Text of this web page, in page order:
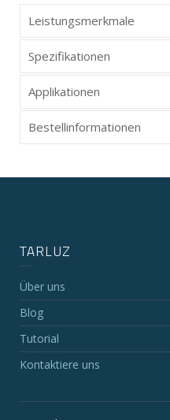
Leistungsmerkmale
Spezifikationen
Applikationen
Bestellinformationen
TARLUZ
Über uns
Blog
Tutorial
Kontaktiere uns